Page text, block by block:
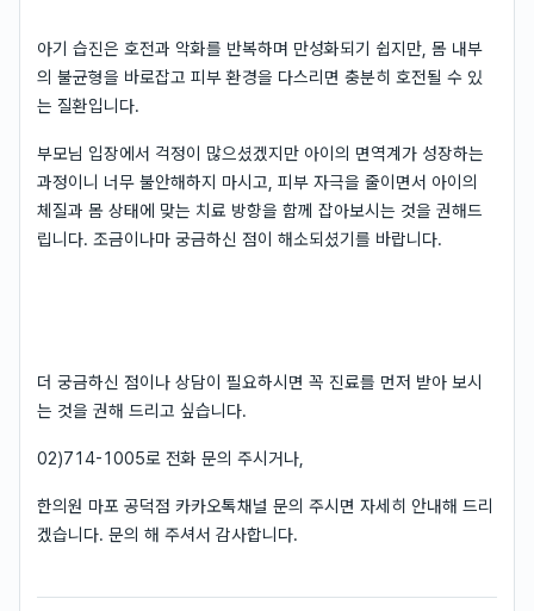
아기 습진은 호전과 악화를 반복하며 만성화되기 쉽지만, 몸 내부
의 불균형을 바로잡고 피부 환경을 다스리면 충분히 호전될 수 있
는 질환입니다.
부모님 입장에서 걱정이 많으셨겠지만 아이의 면역계가 성장하는
과정이니 너무 불안해하지 마시고, 피부 자극을 줄이면서 아이의
체질과 몸 상태에 맞는 치료 방향을 함께 잡아보시는 것을 권해드
립니다. 조금이나마 궁금하신 점이 해소되셨기를 바랍니다.
더 궁금하신 점이나 상담이 필요하시면 꼭 진료를 먼저 받아 보시
는 것을 권해 드리고 싶습니다.
02)714-1005로 전화 문의 주시거나,
한의원 마포 공덕점 카카오톡채널 문의 주시면 자세히 안내해 드리
겠습니다. 문의 해 주셔서 감사합니다.